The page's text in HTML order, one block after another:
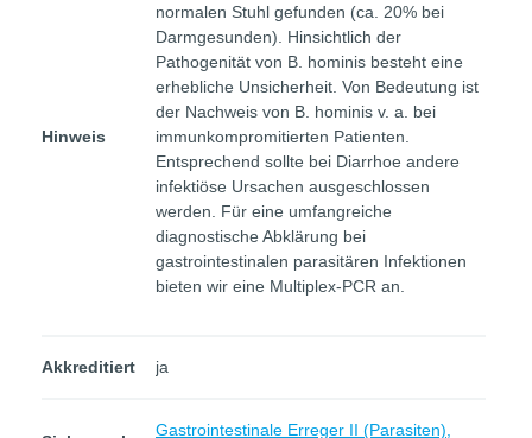
Hinweis
normalen Stuhl gefunden (ca. 20% bei
Darmgesunden). Hinsichtlich der
Pathogenität von B. hominis besteht eine
erhebliche Unsicherheit. Von Bedeutung ist
der Nachweis von B. hominis v. a. bei
immunkompromitierten Patienten.
Entsprechend sollte bei Diarrhoe andere
infektiöse Ursachen ausgeschlossen
werden. Für eine umfangreiche
diagnostische Abklärung bei
gastrointestinalen parasitären Infektionen
bieten wir eine Multiplex-PCR an.
Akkreditiert ja
Gastrointestinale Erreger II (Parasiten),